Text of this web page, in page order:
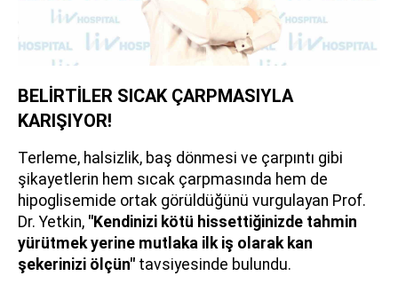
BELİRTİLER SICAK ÇARPMASIYLA
KARIŞIYOR!
Terleme, halsizlik, baş dönmesi ve çarpıntı gibi
şikayetlerin hem sıcak çarpmasında hem de
hipoglisemide ortak görüldüğünü vurgulayan Prof.
Dr. Yetkin, "Kendinizi kötü hissettiğinizde tahmin
yürütmek yerine mutlaka ilk iş olarak kan
şekerinizi ölçün" tavsiyesinde bulundu.